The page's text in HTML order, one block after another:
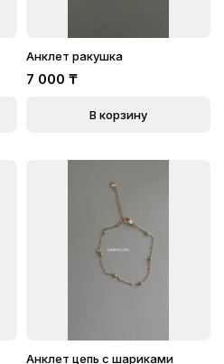
Анклет ракушка
7 000 ₸
В корзину
Анклет цепь с шариками